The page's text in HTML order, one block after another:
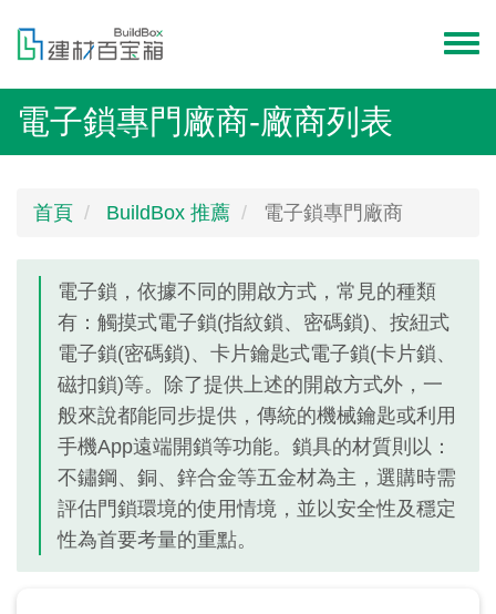
menu
電子鎖專門廠商-廠商列表
首頁 BuildBox 推薦 電子鎖專門廠商
電子鎖，依據不同的開啟方式，常見的種類
有：觸摸式電子鎖(指紋鎖、密碼鎖)、按紐式
電子鎖(密碼鎖)、卡片鑰匙式電子鎖(卡片鎖、
磁扣鎖)等。除了提供上述的開啟方式外，一
般來說都能同步提供，傳統的機械鑰匙或利用
手機App遠端開鎖等功能。鎖具的材質則以：
不鏽鋼、銅、鋅合金等五金材為主，選購時需
評估門鎖環境的使用情境，並以安全性及穩定
性為首要考量的重點。